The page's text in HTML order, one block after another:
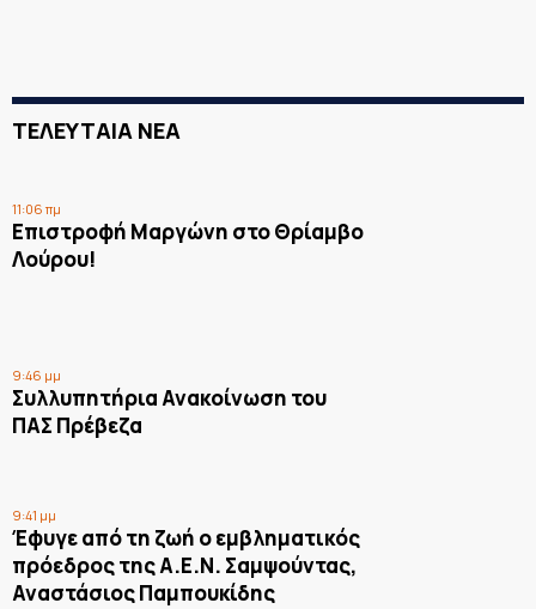
ΤΕΛΕΥΤΑΙΑ ΝΕΑ
11:06 πμ
Επιστροφή Μαργώνη στο Θρίαμβο
Λούρου!
9:46 μμ
Συλλυπητήρια Ανακοίνωση του
ΠΑΣ Πρέβεζα
9:41 μμ
Έφυγε από τη ζωή ο εμβληματικός
πρόεδρος της Α.Ε.Ν. Σαμψούντας,
Αναστάσιος Παμπουκίδης